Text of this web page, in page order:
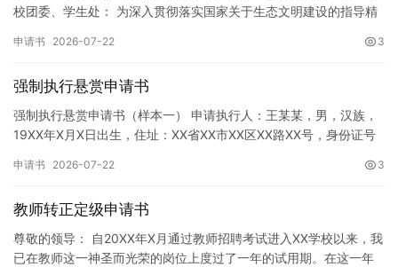
校团委、学生处： 为深入贯彻落实国家关于生态文明建设的指导精
申请书 2026-07-22 3
强制执行悬赏申请书
强制执行悬赏申请书（样本一） 申请执行人：王某某，男，汉族，
19XX年X月X日出生，住址：XX省XX市XX区XX路XX号，身份证号
申请书 2026-07-22 3
教师转正定级申请书
尊敬的领导： 自20XX年X月通过教师招聘考试进入XX学校以来，我
已在教师这一神圣而光荣的岗位上度过了一年的试用期。在这一年